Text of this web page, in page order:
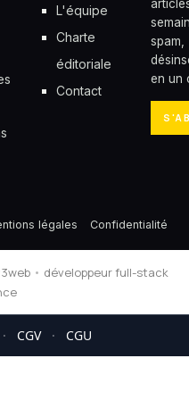
L'équipe
Charte
éditoriale
Contact
spam,
en un
légales Confidentialité
• développeur full-stack
· CGV · CGU